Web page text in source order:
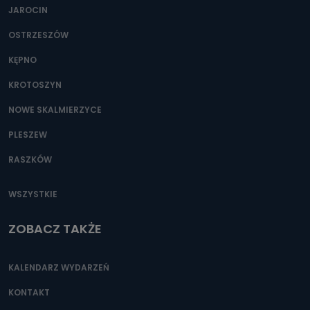
e-mailowo pod adresem: poczta@tvproart.pl
JAROCIN
OSTRZESZÓW
KĘPNO
KROTOSZYN
NOWE SKALMIERZYCE
PLESZEW
RASZKÓW
WSZYSTKIE
ZOBACZ TAKŻE
KALENDARZ WYDARZEŃ
KONTAKT